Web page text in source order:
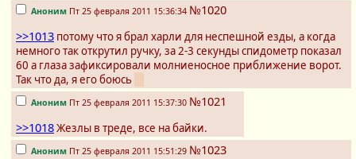
Аноним Пт 25 февраля 2011 15:36:34 №1020
>>1013 потому что я брал харли для неспешной езды, а когда
немного так открутил ручку, за 2-3 секунды спидометр показал
60 а глаза зафиксировали молниеносное приближение ворот.
Так что да, я его боюсь
Аноним Пт 25 февраля 2011 15:37:30 №1021
>>1018Жезлы в треде, все на байки.
Аноним Пт 25 февраля 2011 15:51:29 №1023